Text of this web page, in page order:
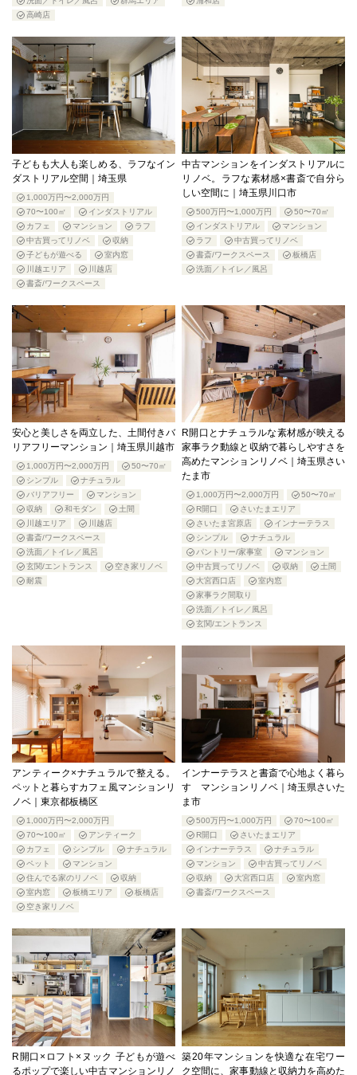
高崎店
子どもも大人も楽しめる、ラフなイン
ダストリアル空間｜埼玉県
1,000万円〜2,000万円
70〜100㎡
インダストリアル
カフェ
マンション
ラフ
中古買ってリノベ
収納
子どもが遊べる
室内窓
川越エリア
川越店
書斎/ワークスペース
中古マンションをインダストリアルに
リノベ。ラフな素材感×書斎で自分ら
しい空間に｜埼玉県川口市
500万円〜1,000万円
50〜70㎡
インダストリアル
マンション
ラフ
中古買ってリノベ
書斎/ワークスペース
板橋店
洗面／トイレ／風呂
安心と美しさを両立した、土間付きバ
リアフリーマンション｜埼玉県川越市
1,000万円〜2,000万円
50〜70㎡
シンプル
ナチュラル
バリアフリー
マンション
収納
和モダン
土間
川越エリア
川越店
書斎/ワークスペース
洗面／トイレ／風呂
玄関/エントランス
空き家リノベ
耐震
R開口とナチュラルな素材感が映える
家事ラク動線と収納で暮らしやすさを
高めたマンションリノベ｜埼玉県さい
たま市
1,000万円〜2,000万円
50〜70㎡
R開口
さいたまエリア
さいたま宮原店
インナーテラス
シンプル
ナチュラル
パントリー/家事室
マンション
中古買ってリノベ
収納
土間
大宮西口店
室内窓
家事ラク間取り
洗面／トイレ／風呂
玄関/エントランス
アンティーク×ナチュラルで整える。
ペットと暮らすカフェ風マンションリ
ノベ｜東京都板橋区
1,000万円〜2,000万円
70〜100㎡
アンティーク
カフェ
シンプル
ナチュラル
ペット
マンション
住んでる家のリノベ
収納
室内窓
板橋エリア
板橋店
空き家リノベ
インナーテラスと書斎で心地よく暮ら
す マンションリノベ｜埼玉県さいた
ま市
500万円〜1,000万円
70〜100㎡
R開口
さいたまエリア
インナーテラス
ナチュラル
マンション
中古買ってリノベ
収納
大宮西口店
室内窓
書斎/ワークスペース
R開口×ロフト×ヌック 子どもが遊べ
るポップで楽しい中古マンションリノ
築20年マンションを快適な在宅ワー
ク空間に、家事動線と収納力を高めた